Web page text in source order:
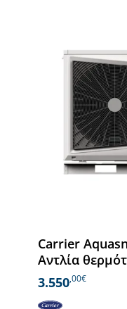
Carrier
Αντλία
3.550,00€